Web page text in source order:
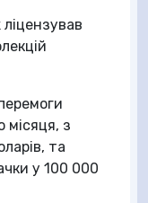
місяця, з
та
у 100 000